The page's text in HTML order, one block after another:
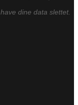
dine data slettet.